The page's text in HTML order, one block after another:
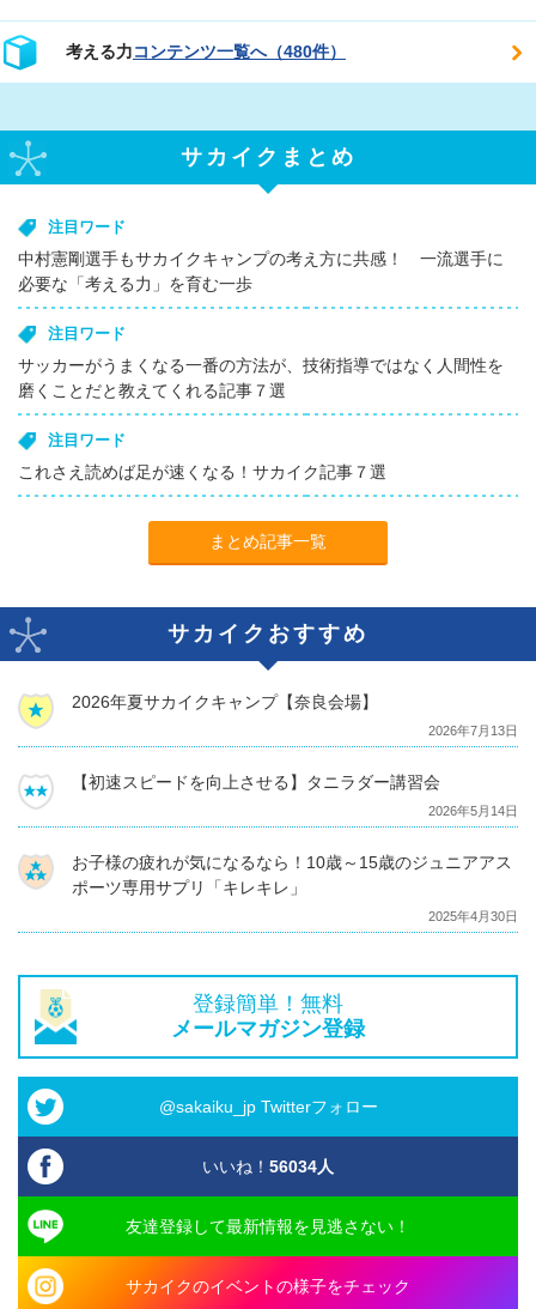
考える力コンテンツ一覧へ（480件）
サカイクまとめ
注目ワード
中村憲剛選手もサカイクキャンプの考え方に共感！ 一流選手に
必要な「考える力」を育む一歩
注目ワード
サッカーがうまくなる一番の方法が、技術指導ではなく人間性を
磨くことだと教えてくれる記事７選
注目ワード
これさえ読めば足が速くなる！サカイク記事７選
まとめ記事一覧
サカイクおすすめ
2026年夏サカイクキャンプ【奈良会場】
2026年7月13日
【初速スピードを向上させる】タニラダー講習会
2026年5月14日
お子様の疲れが気になるなら！10歳～15歳のジュニアアス
ポーツ専用サプリ「キレキレ」
2025年4月30日
登録簡単！無料
メールマガジン登録
@sakaiku_jp Twitterフォロー
いいね！ 56034人
友達登録して最新情報を見逃さない！
サカイクのイベントの様子をチェック